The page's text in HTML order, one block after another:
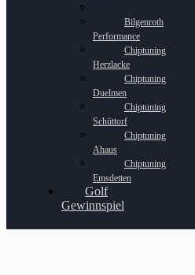
Bilgenroth
Performance
Chiptuning
Herzlacke
Chiptuning
Duelmen
Chiptuning
Schüttorf
Chiptuning
Ahaus
Chiptuning
Emsdetten
Golf
Gewinnspiel